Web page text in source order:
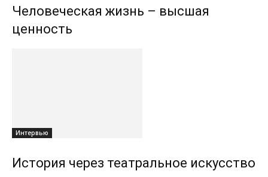
Человеческая жизнь – высшая
ценность
Интервью
История через театральное искусство